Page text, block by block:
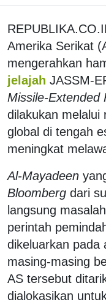
Amerika Serikat
mengerahkan
jelajah JASSM-
Missile-Extended
dilakukan melalui
global di tengah
meningkat
Al-Mayadeen
Bloomberg dari
langsung
perintah
dikeluarkan pada
masing-masing
AS tersebut
dialokasikan